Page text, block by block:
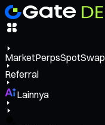
MarketPerpsSpotSwap
Referral
Lainnya